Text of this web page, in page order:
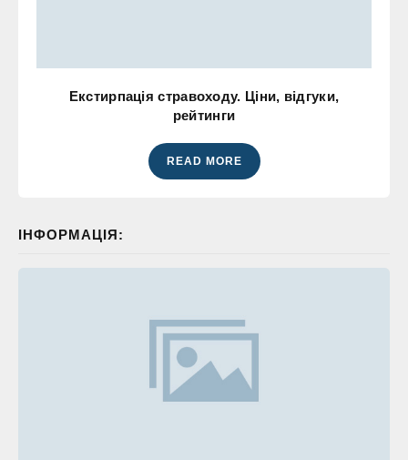
Екстирпація стравоходу. Ціни, відгуки,
рейтинги
READ MORE
ІНФОРМАЦІЯ: